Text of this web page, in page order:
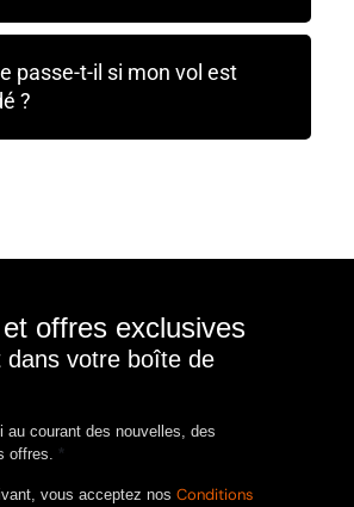
passe-t-il si mon vol est
?
offres exclusives
dans votre boîte de
au courant des nouvelles, des
offres.
*
vous acceptez nosConditions